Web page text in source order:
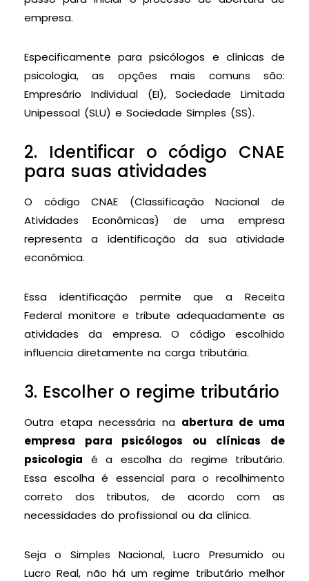
empresa.
Especificamente para psicólogos e clínicas de
psicologia, as opções mais comuns são:
Empresário Individual (EI), Sociedade Limitada
Unipessoal (SLU) e Sociedade Simples (SS).
2. Identificar o código CNAE
para suas atividades
O código CNAE (Classificação Nacional de
Atividades Econômicas) de uma empresa
representa a identificação da sua atividade
econômica.
Essa identificação permite que a Receita
Federal monitore e tribute adequadamente as
atividades da empresa. O código escolhido
influencia diretamente na carga tributária.
3. Escolher o regime tributário
Outra etapa necessária na abertura de uma
empresa para psicólogos ou clínicas de
psicologia é a escolha do regime tributário.
Essa escolha é essencial para o recolhimento
correto dos tributos, de acordo com as
necessidades do profissional ou da clínica.
Seja o Simples Nacional, Lucro Presumido ou
Lucro Real, não há um regime tributário melhor